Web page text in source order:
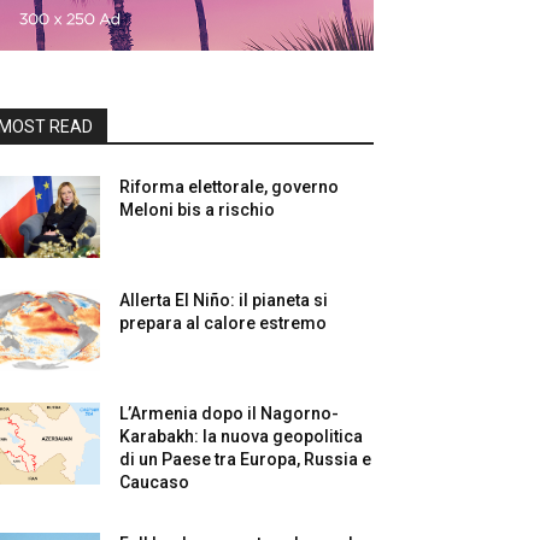
READ
Riforma elettorale, governo
Meloni bis a rischio
Allerta El Niño: il pianeta si
prepara al calore estremo
L’Armenia dopo il Nagorno-
Karabakh: la nuova geopolitica
di un Paese tra Europa, Russia e
Caucaso